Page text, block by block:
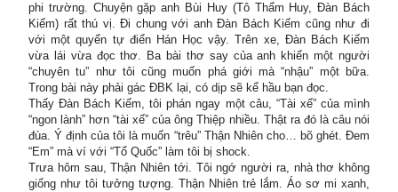
phi trường. Chuyện gặp anh Bùi Huy (Tô Thẩm Huy, Đàn Bách
Kiếm) rất thú vị. Đi chung với anh Đàn Bách Kiếm cũng như đi
với một quyển tự điển Hán Học vậy. Trên xe, Đàn Bách Kiếm
vừa lái vừa đọc thơ. Ba bài thơ say của anh khiến một người
“chuyên tu” như tôi cũng muốn phá giới mà “nhậu” một bữa.
Trong bài này phải gác ĐBK lại, có dịp sẽ kể hầu bạn đọc.
Thấy Đàn Bách Kiếm, tôi phán ngay một câu, “Tài xế” của mình
“ngon lành” hơn “tài xế” của ông Thiệp nhiều. Thật ra đó là câu nói
đùa. Ý định của tôi là muốn “trêu” Thận Nhiên cho… bõ ghét. Đem
“Em” mà ví với “Tổ Quốc” làm tôi bị shock.
Trưa hôm sau, Thận Nhiên tới. Tôi ngớ người ra, nhà thơ không
giống như tôi tưởng tượng. Thận Nhiên trẻ lắm. Áo sơ mi xanh,